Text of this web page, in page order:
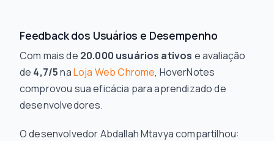
Feedback dos Usuários e Desempenho
Com mais de 20.000 usuários ativos e avaliação
de 4,7/5naLoja Web Chrome, HoverNotes
comprovou sua eficácia para aprendizado de
desenvolvedores.
O desenvolvedor Abdallah Mtavya compartilhou: